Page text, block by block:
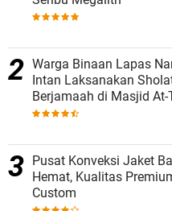
Warga Binaan Lapas
Intan Laksanakan
Berjamaah di Masjid At-
Pusat Konveksi Jaket
Hemat, Kualitas
Custom